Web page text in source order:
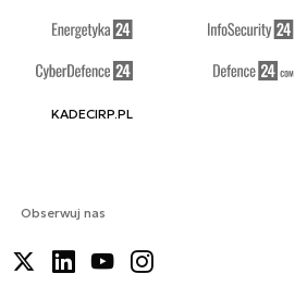
Obserwuj nas
KADECIRP.PL